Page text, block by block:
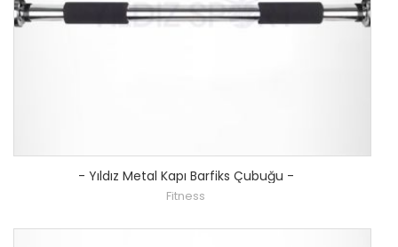
- Yıldız Metal Kapı Barfiks Çubuğu -
Fitness